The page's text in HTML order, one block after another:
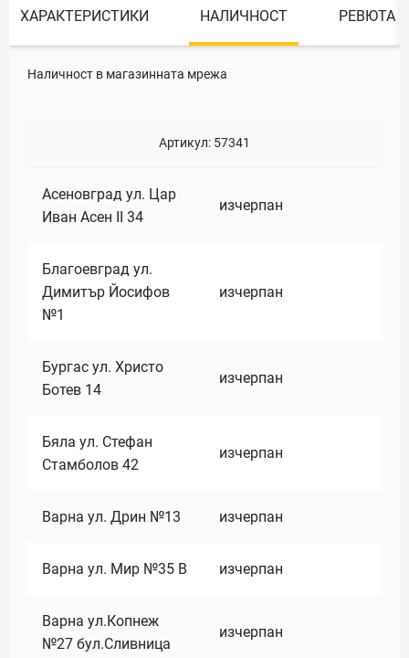
ХАРАКТЕРИСТИКИ НАЛИЧНОСТ РЕВЮТА
Наличност в магазинната мрежа
Артикул: 57341
Асеновград ул. Цар
Иван Асен II 34
изчерпан
Благоевград ул.
Димитър Йосифов
№1
изчерпан
Бургас ул. Христо
Ботев 14
изчерпан
Бяла ул. Стефан
Стамболов 42
изчерпан
Варна ул. Дрин №13 изчерпан
Варна ул. Мир №35 В изчерпан
Варна ул.Копнеж
№27 бул.Сливница
изчерпан